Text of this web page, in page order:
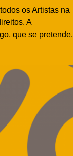
os Artistas na
A
que se pretende,